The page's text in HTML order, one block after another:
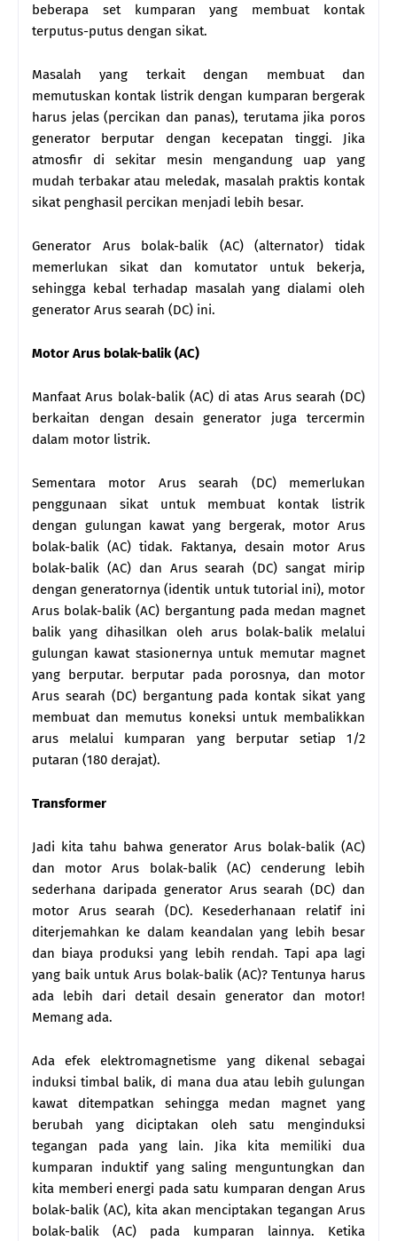
beberapa set kumparan yang membuat kontak
terputus-putus dengan sikat.
Masalah yang terkait dengan membuat dan
memutuskan kontak listrik dengan kumparan bergerak
harus jelas (percikan dan panas), terutama jika poros
generator berputar dengan kecepatan tinggi. Jika
atmosfir di sekitar mesin mengandung uap yang
mudah terbakar atau meledak, masalah praktis kontak
sikat penghasil percikan menjadi lebih besar.
Generator Arus bolak-balik (AC) (alternator) tidak
memerlukan sikat dan komutator untuk bekerja,
sehingga kebal terhadap masalah yang dialami oleh
generator Arus searah (DC) ini.
Motor Arus bolak-balik (AC)
Manfaat Arus bolak-balik (AC) di atas Arus searah (DC)
berkaitan dengan desain generator juga tercermin
dalam motor listrik.
Sementara motor Arus searah (DC) memerlukan
penggunaan sikat untuk membuat kontak listrik
dengan gulungan kawat yang bergerak, motor Arus
bolak-balik (AC) tidak. Faktanya, desain motor Arus
bolak-balik (AC) dan Arus searah (DC) sangat mirip
dengan generatornya (identik untuk tutorial ini), motor
Arus bolak-balik (AC) bergantung pada medan magnet
balik yang dihasilkan oleh arus bolak-balik melalui
gulungan kawat stasionernya untuk memutar magnet
yang berputar. berputar pada porosnya, dan motor
Arus searah (DC) bergantung pada kontak sikat yang
membuat dan memutus koneksi untuk membalikkan
arus melalui kumparan yang berputar setiap 1/2
putaran (180 derajat).
Transformer
Jadi kita tahu bahwa generator Arus bolak-balik (AC)
dan motor Arus bolak-balik (AC) cenderung lebih
sederhana daripada generator Arus searah (DC) dan
motor Arus searah (DC). Kesederhanaan relatif ini
diterjemahkan ke dalam keandalan yang lebih besar
dan biaya produksi yang lebih rendah. Tapi apa lagi
yang baik untuk Arus bolak-balik (AC)? Tentunya harus
ada lebih dari detail desain generator dan motor!
Memang ada.
Ada efek elektromagnetisme yang dikenal sebagai
induksi timbal balik, di mana dua atau lebih gulungan
kawat ditempatkan sehingga medan magnet yang
berubah yang diciptakan oleh satu menginduksi
tegangan pada yang lain. Jika kita memiliki dua
kumparan induktif yang saling menguntungkan dan
kita memberi energi pada satu kumparan dengan Arus
bolak-balik (AC), kita akan menciptakan tegangan Arus
bolak-balik (AC) pada kumparan lainnya. Ketika